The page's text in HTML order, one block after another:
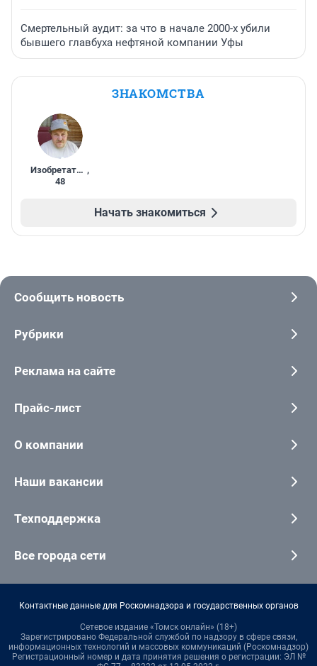
Смертельный аудит: за что в начале 2000-х убили
бывшего главбуха нефтяной компании Уфы
ЗНАКОМСТВА
Изобретатель ,
48
Начать знакомиться
Сообщить новость
Рубрики
Реклама на сайте
Прайс-лист
О компании
Наши вакансии
Техподдержка
Все города сети
Контактные данные для Роскомнадзора и государственных органов
Сетевое издание «Томск онлайн» (18+)
Зарегистрировано Федеральной службой по надзору в сфере связи,
информационных технологий и массовых коммуникаций (Роскомнадзор)
Регистрационный номер и дата принятия решения о регистрации: ЭЛ №